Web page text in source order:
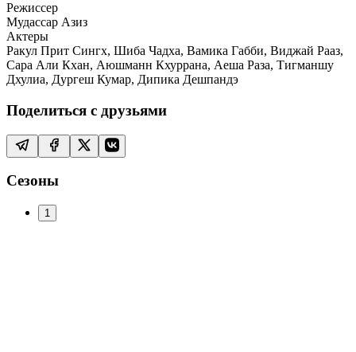
Режиссер
Мудассар Азиз
Актеры
Ракул Прит Сингх, Шиба Чадха, Вамика Габби, Виджай Рааз,
Сара Али Кхан, Аюшманн Кхуррана, Аеша Раза, Тигманшу
Дхулиа, Дургеш Кумар, Дипика Дешпандэ
Поделиться с друзьями
Сезоны
1